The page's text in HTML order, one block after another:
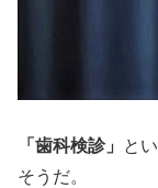
「歯科検診」
と
そうだ。